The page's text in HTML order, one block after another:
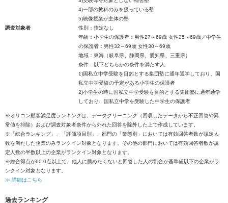
4)一部の教科のみを扱っている塾
5)映像授業が主体の塾
調査対象者
性別：指定なし
年齢：小学生の保護者：男性27～69歳 女性25～69歳／中学生
の保護者：男性32～69歳 女性30～69歳
地域：東海（岐阜県、静岡県、愛知県、三重県）
条件：以下どちらかの条件を満たす人
1)国私立中学受験を目的とする集団塾に通年通学しており、国
私立中学受験の予定がある小学生の保護者
2)小学生の時に国私立中学受験を目的とする集団塾に通年通学
しており、国私立中学を受験した中学生の保護者
※オリコン顧客満足度ランキングは、データクリーニング（回収したデータから不正回答や異
常値を排除）および調査対象者条件から外れた回答を除外した上で作成しています。
※「総合ランキング」、「評価項目別」、部門の「業態別」においては有効回答者数が規定人
数を満たした企業のみランクイン対象となります。その他の部門においては有効回答者数が規
定人数の半数以上の企業がランクイン対象となります。
※総合得点が60.0点以上で、他人に薦めたくないと回答した人の割合が基準値以下の企業がラ
ンクイン対象となります。
≫ 詳細はこちら
過去ランキング